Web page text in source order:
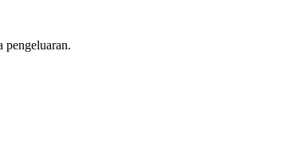
pengeluaran.